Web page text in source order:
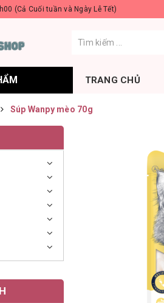
(Cả Cuối tuần và Ngày Lễ Tết)
TRANG CHỦ
Súp Wanpy mèo 70g